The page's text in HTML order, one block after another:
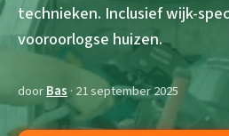
technieken. Inclusief wijk-
vooroorlogse huizen.
doorBas· 21 september 2025